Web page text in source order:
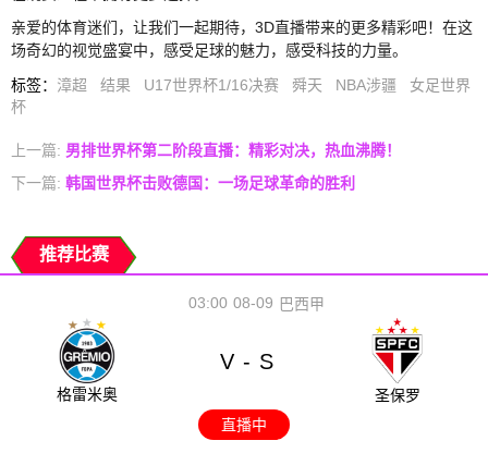
亲爱的体育迷们，让我们一起期待，3D直播带来的更多精彩吧！在这
场奇幻的视觉盛宴中，感受足球的魅力，感受科技的力量。
标签： 漳超 结果 U17世界杯1/16决赛 舜天 NBA涉疆
女足世界
杯
上一篇: 男排世界杯第二阶段直播：精彩对决，热血沸腾！
下一篇: 韩国世界杯击败德国：一场足球革命的胜利
推荐比赛
08-09
03:00 巴西甲
格雷米奥
V - S
圣保罗
直播中